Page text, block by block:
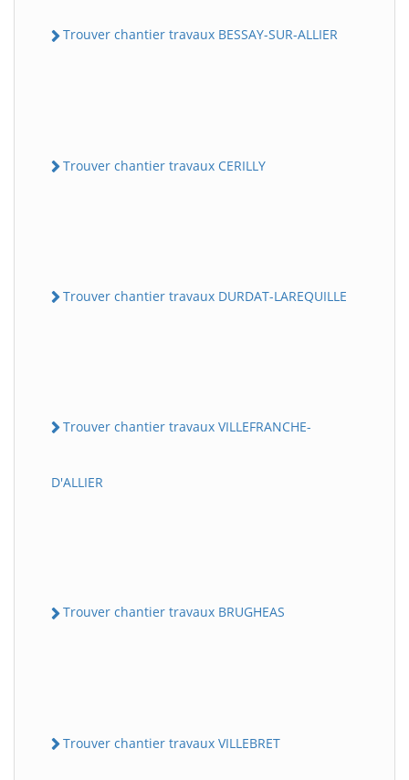
Trouver chantier travaux BESSAY-SUR-ALLIER
Trouver chantier travaux CERILLY
Trouver chantier travaux DURDAT-LAREQUILLE
Trouver chantier travaux VILLEFRANCHE-
D'ALLIER
Trouver chantier travaux BRUGHEAS
Trouver chantier travaux VILLEBRET